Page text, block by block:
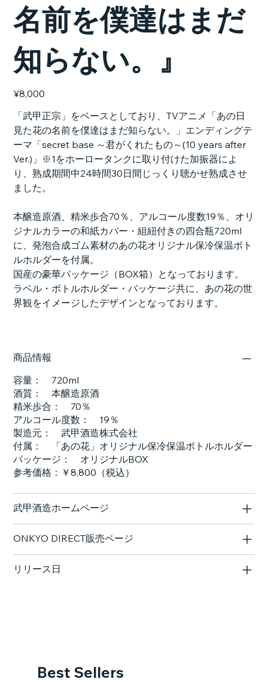
名前を僕達はまだ
知らない。』
Price
¥8,000
「武甲正宗」をベースとしており、TVアニメ「あの日
見た花の名前を僕達はまだ知らない。」エンディングテ
ーマ「secret base ～君がくれたもの～(10 years after
Ver.)」※1をホーロータンクに取り付けた加振器によ
り、熟成期間中24時間30日間じっくり聴かせ熟成させ
ました。
本醸造原酒、精米歩合70％、アルコール度数19％、オリ
ジナルカラーの和紙カバー・組紐付きの四合瓶720ml
に、発泡合成ゴム素材のあの花オリジナル保冷保温ボト
ルホルダーを付属。
国産の豪華パッケージ（BOX箱）となっております。
ラベル・ボトルホルダー・パッケージ共に、あの花の世
界観をイメージしたデザインとなっております。
商品情報
容量： 720ml
酒質： 本醸造原酒
精米歩合： 70％
アルコール度数： 19％
製造元： 武甲酒造株式会社
付属： 「あの花」オリジナル保冷保温ボトルホルダー
パッケージ： オリジナルBOX
参考価格：￥8,800（税込）
武甲酒造ホームページ
ONKYO DIRECT販売ページ
リリース日
Best Sellers